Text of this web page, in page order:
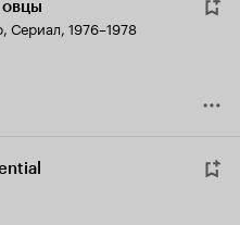
, Сериал, 1976–1978